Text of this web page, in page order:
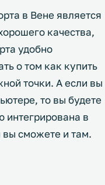
в Вене является
качества,
удобно
о том как купить
точки. А если вы
то вы будете
интегрирована в
вы сможете и там.